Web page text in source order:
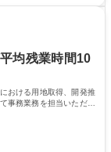
選択肢があり、公募
チャーが浸透してい
均残業時間10
おける用地取得、開発推
事務業務を担当いただき